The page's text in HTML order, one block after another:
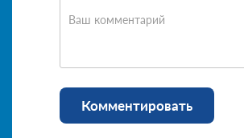
Ваш комментарий
Комментировать